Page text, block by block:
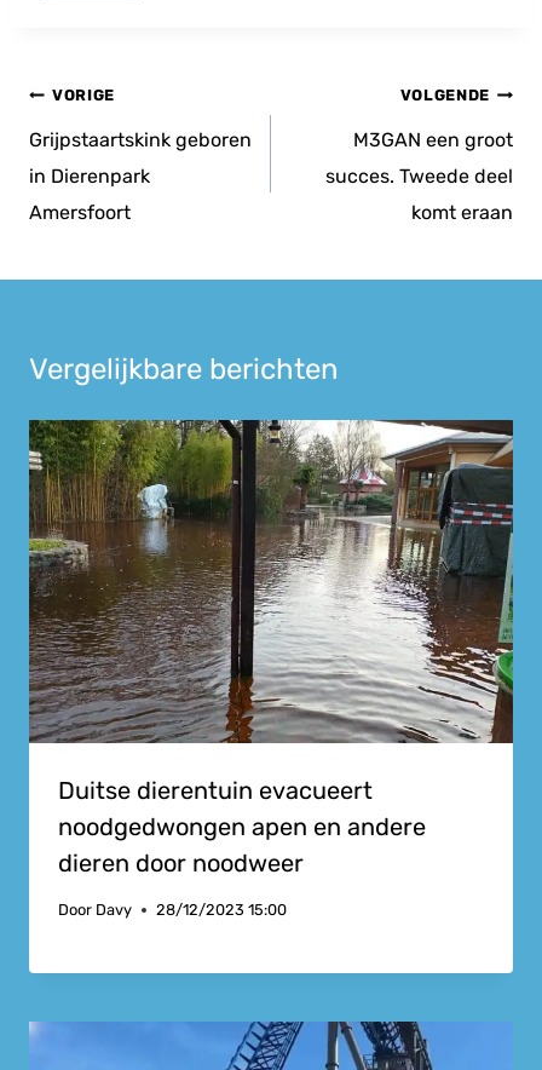
Bericht
navigatie
VORIGE
Grijpstaartskink geboren
in Dierenpark
Amersfoort
VOLGENDE
M3GAN een groot
succes. Tweede deel
komt eraan
Vergelijkbare berichten
Duitse dierentuin evacueert
noodgedwongen apen en andere
dieren door noodweer
Door Davy 28/12/2023 15:00